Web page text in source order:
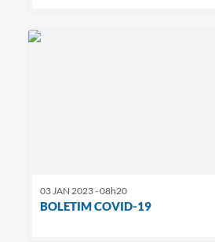
03 JAN 2023 - 08h20
BOLETIM COVID-19